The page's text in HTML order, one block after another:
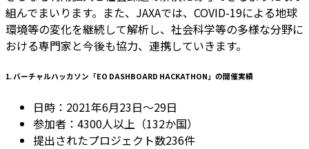
組んでまいります。また、JAXAでは、COVID-19による地球
環境等の変化を継続して解析し、社会科学等の多様な分野に
おける専門家と今後も協力、連携していきます。
1. バーチャルハッカソン「EO DASHBOARD HACKATHON」の開催実績
日時：2021年6月23日～29日
参加者：4300人以上（132か国）
提出されたプロジェクト数236件